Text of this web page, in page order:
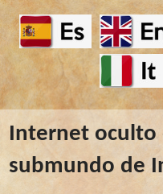
Internet oculto
submundo de